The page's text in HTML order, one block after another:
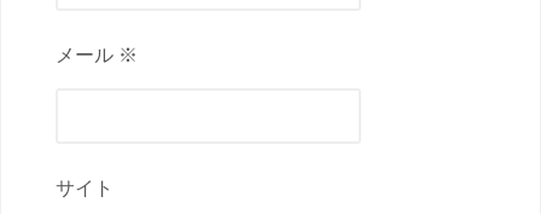
メール ※
サイト